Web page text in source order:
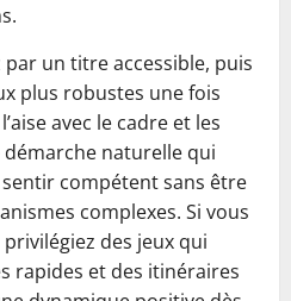
par un titre accessible, puis
plus robustes une fois
avec le cadre et les
démarche naturelle qui
compétent sans être
complexes. Si vous
des jeux qui
rapides et des itinéraires